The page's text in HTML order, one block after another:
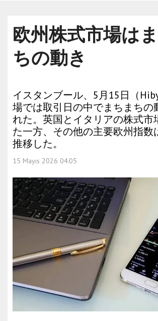
欧州株式市場は
ちの動き
イスタンブール、5月15日（
場では取引日の中でまちまちの
れた。英国とイタリアの株式市
た一方、その他の主要欧州指数
推移した。
15 Mayıs 2026 04:05